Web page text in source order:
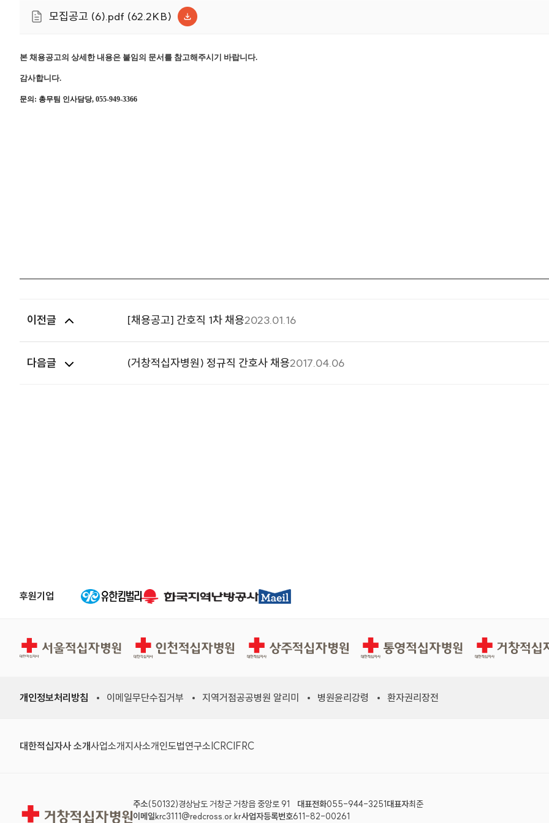
모집공고 (6).pdf (62.2KB)
본 채용공고의 상세한 내용은 붙임의 문서를 참고해주시기 바랍니다.
감사합니다.
문의: 총무팀 인사담당, 055-949-3366
이전글 [채용공고] 간호직 1차 채용2023.01.16
다음글 (거창적십자병원) 정규직 간호사 채용2017.04.06
후원기업
서울적십자병원 인천적십자병원 상주적십자병원 통영적십자병원 거창적십자병원
개인정보처리방침 이메일무단수집거부 지역거점공공병원 알리미 병원윤리강령 환자권리장전
대한적십자사 소개사업소개지사소개 인도법연구소 ICRC IFRC
거창적십자병원
주소(50132)경상남도 거창군 거창읍 중앙로 91 대표전화055-944-3251대표자최준
이메일krc3111@redcross.or.kr사업자등록번호611-82-00261